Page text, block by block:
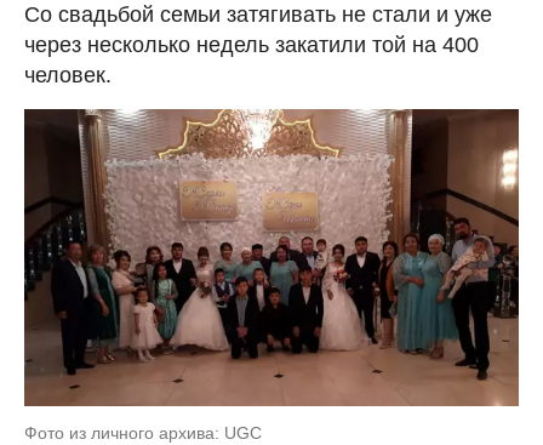
Со свадьбой семьи затягивать не стали и уже
через несколько недель закатили той на 400
человек.
Фото из личного архива: UGC